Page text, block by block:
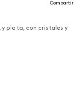
Compartir
y plata, con cristales y